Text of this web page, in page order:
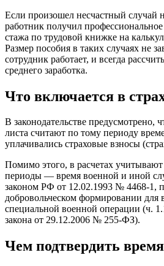
Если произошел несчастный случай
работник получил профессиональное
стажа по трудовой книжке на
Размер пособия в таких случаях не
сотрудник работает, и всегда
среднего заработка.
Что включается в
В законодательстве предусмотрено,
листа считают по тому периоду
уплачивались страховые взносы
Помимо этого, в расчетах
периоды — время военной и иной
законом РФ от 12.02.1993 № 4468-1,
добровольческом формировании для
специальной военной операции (ч.
закона от 29.12.2006 № 255-ФЗ).
Чем подтвердить